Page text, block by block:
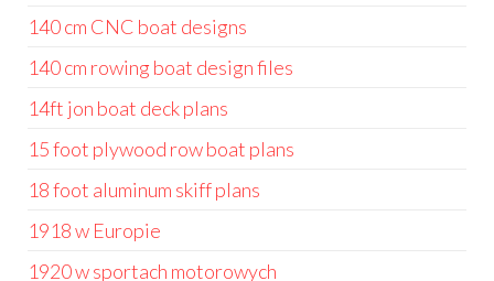
140 cm CNC boat designs
140 cm rowing boat design files
14ft jon boat deck plans
15 foot plywood row boat plans
18 foot aluminum skiff plans
1918 w Europie
1920 w sportach motorowych